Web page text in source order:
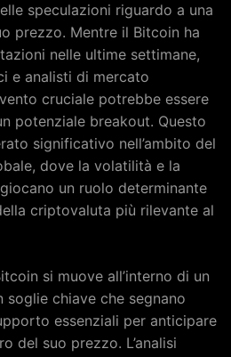
speculazioni riguardo a una
prezzo. Mentre il Bitcoin ha
nelle ultime settimane,
e analisti di mercato
cruciale potrebbe essere
potenziale breakout. Questo
significativo nell’ambito del
dove la volatilità e la
un ruolo determinante
criptovaluta più rilevante al
si muove all’interno di un
chiave che segnano
essenziali per anticipare
del suo prezzo. L’analisi